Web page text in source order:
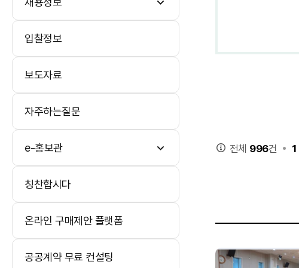
입찰정보
보도자료
자주하는질문
e-홍보관
칭찬합시다
온라인 구매제안 플랫폼
공공계약 무료 컨설팅
전체 996건 1